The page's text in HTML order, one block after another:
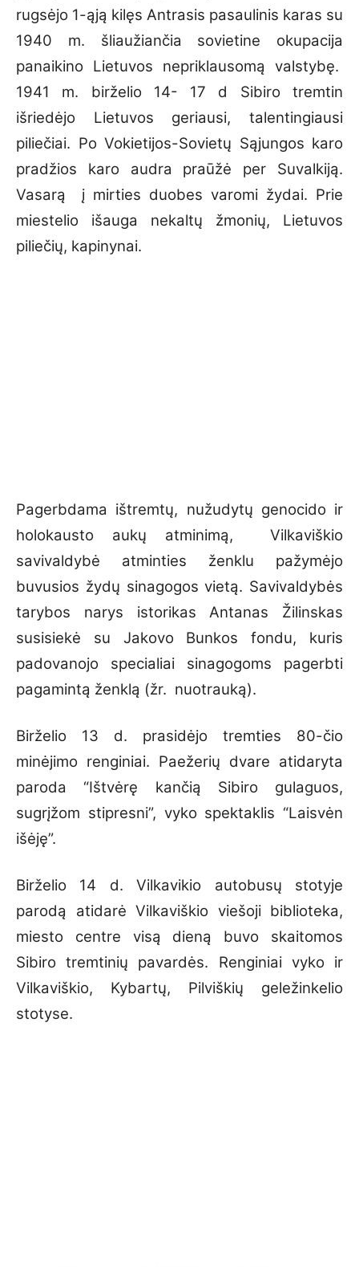
rugsėjo 1-ąją kilęs Antrasis pasaulinis karas su
1940 m. šliaužiančia sovietine okupacija
panaikino Lietuvos nepriklausomą valstybę.
1941 m. birželio 14- 17 d Sibiro tremtin
išriedėjo Lietuvos geriausi, talentingiausi
piliečiai. Po Vokietijos-Sovietų Sąjungos karo
pradžios karo audra praūžė per Suvalkiją.
Vasarą į mirties duobes varomi žydai. Prie
miestelio išauga nekaltų žmonių, Lietuvos
piliečių, kapinynai.
Pagerbdama ištremtų, nužudytų genocido ir
holokausto aukų atminimą, Vilkaviškio
savivaldybė atminties ženklu pažymėjo
buvusios žydų sinagogos vietą. Savivaldybės
tarybos narys istorikas Antanas Žilinskas
susisiekė su Jakovo Bunkos fondu, kuris
padovanojo specialiai sinagogoms pagerbti
pagamintą ženklą (žr. nuotrauką).
Birželio 13 d. prasidėjo tremties 80-čio
minėjimo renginiai. Paežerių dvare atidaryta
paroda “Ištvėrę kančią Sibiro gulaguos,
sugrįžom stipresni”, vyko spektaklis “Laisvėn
išėję”.
Birželio 14 d. Vilkavikio autobusų stotyje
parodą atidarė Vilkaviškio viešoji biblioteka,
miesto centre visą dieną buvo skaitomos
Sibiro tremtinių pavardės. Renginiai vyko ir
Vilkaviškio, Kybartų, Pilviškių geležinkelio
stotyse.